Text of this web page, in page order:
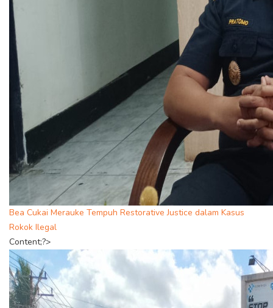
Bea Cukai Merauke Tempuh Restorative Justice dalam Kasus
Rokok Ilegal
Content;?>